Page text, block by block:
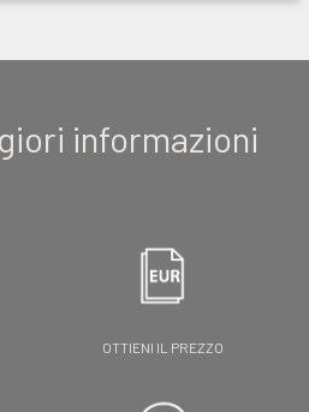
informazioni
OTTIENI IL PREZZO